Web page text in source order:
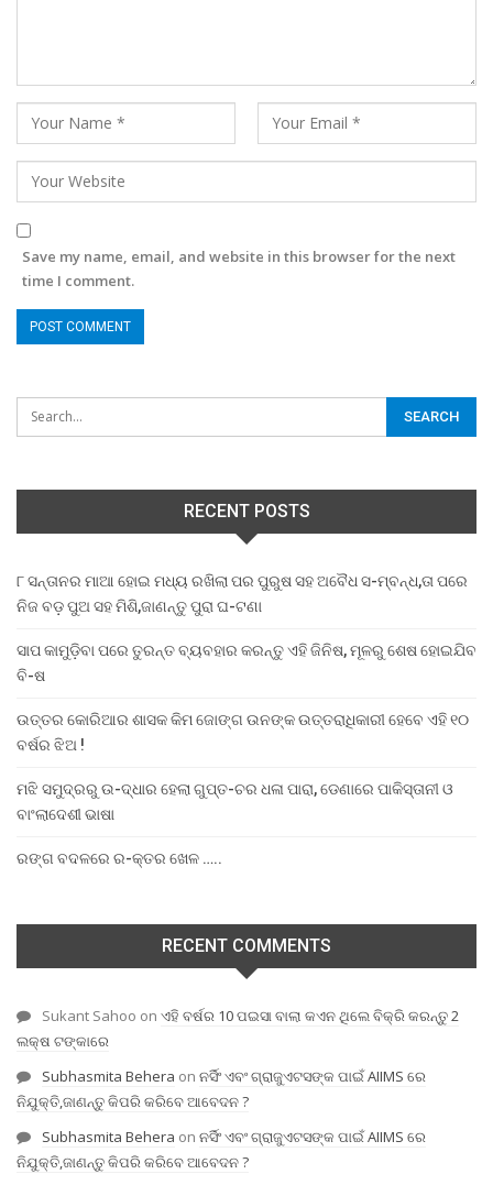
Save my name, email, and website in this browser for the next
time I comment.
RECENT POSTS
୮ ସନ୍ତାନର ମାଆ ହୋଇ ମଧ୍ୟ ରଖିଲା ପର ପୁରୁଷ ସହ ଅବୈଧ ସ-ମ୍ବନ୍ଧ,ତା ପରେ
ନିଜ ବଡ଼ ପୁଅ ସହ ମିଶି,ଜାଣନ୍ତୁ ପୁରା ଘ-ଟଣା
ସାପ କାମୁଡ଼ିବା ପରେ ତୁରନ୍ତ ବ୍ୟବହାର କରନ୍ତୁ ଏହି ଜିନିଷ, ମୂଳରୁ ଶେଷ ହୋଇଯିବ
ବି-ଷ
ଉତ୍ତର କୋରିଆର ଶାସକ କିମ ଜୋଙ୍ଗ ଉନଙ୍କ ଉତ୍ତରାଧିକାରୀ ହେବେ ଏହି ୧୦
ବର୍ଷର ଝିଅ !
ମଝି ସମୁଦ୍ରରୁ ଉ-ଦ୍ଧାର ହେଲା ଗୁପ୍ତ-ଚର ଧଳା ପାରା, ଡେଣାରେ ପାକିସ୍ତାନୀ ଓ
ବାଂଲାଦେଶୀ ଭାଷା
ରଙ୍ଗ ବଦଳରେ ର-କ୍ତର ଖେଳ …..
RECENT COMMENTS
Sukant Sahoo on ଏହି ବର୍ଷର 10 ପଇସା ବାଲା କଏନ ଥିଲେ ବିକ୍ରି କରନ୍ତୁ 2
ଲକ୍ଷ ଟଙ୍କାରେ
Subhasmita Behera on ନର୍ସିଂ ଏବଂ ଗ୍ରାଜୁଏଟସଙ୍କ ପାଇଁ AIIMS ରେ
ନିଯୁକ୍ତି,ଜାଣନ୍ତୁ କିପରି କରିବେ ଆବେଦନ ?
Subhasmita Behera on ନର୍ସିଂ ଏବଂ ଗ୍ରାଜୁଏଟସଙ୍କ ପାଇଁ AIIMS ରେ
ନିଯୁକ୍ତି,ଜାଣନ୍ତୁ କିପରି କରିବେ ଆବେଦନ ?